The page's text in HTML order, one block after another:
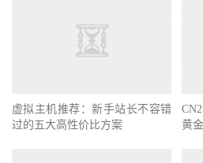
虚拟主机推荐：新手站长不容错
过的五大高性价比方案
黄